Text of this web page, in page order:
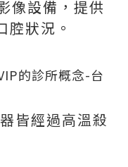
像設備，提供
腔狀況。
皆經過高溫殺